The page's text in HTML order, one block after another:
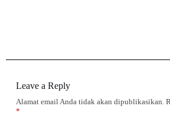
Leave a Reply
Alamat email Anda tidak akan dipublikasikan.
*